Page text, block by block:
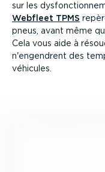
sur les
Webfleet TPMS
pneus, avant même
Cela vous aide à
n'engendrent des
véhicules.